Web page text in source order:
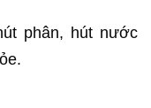
phân, hút nước